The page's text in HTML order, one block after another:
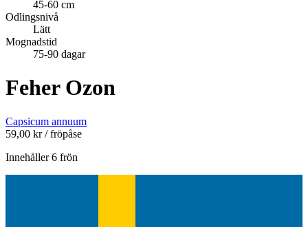
45-60 cm
Odlingsnivå
Lätt
Mognadstid
75-90 dagar
Feher Ozon
Capsicum annuum
59,00 kr / fröpåse
Innehåller 6 frön